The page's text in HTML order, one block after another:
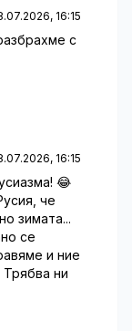
16:15
с
16:15
😂
че
зимата...
се
и ние
Трябва ни